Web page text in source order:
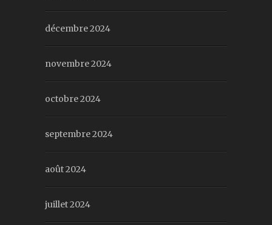
décembre 2024
novembre 2024
octobre 2024
septembre 2024
août 2024
juillet 2024